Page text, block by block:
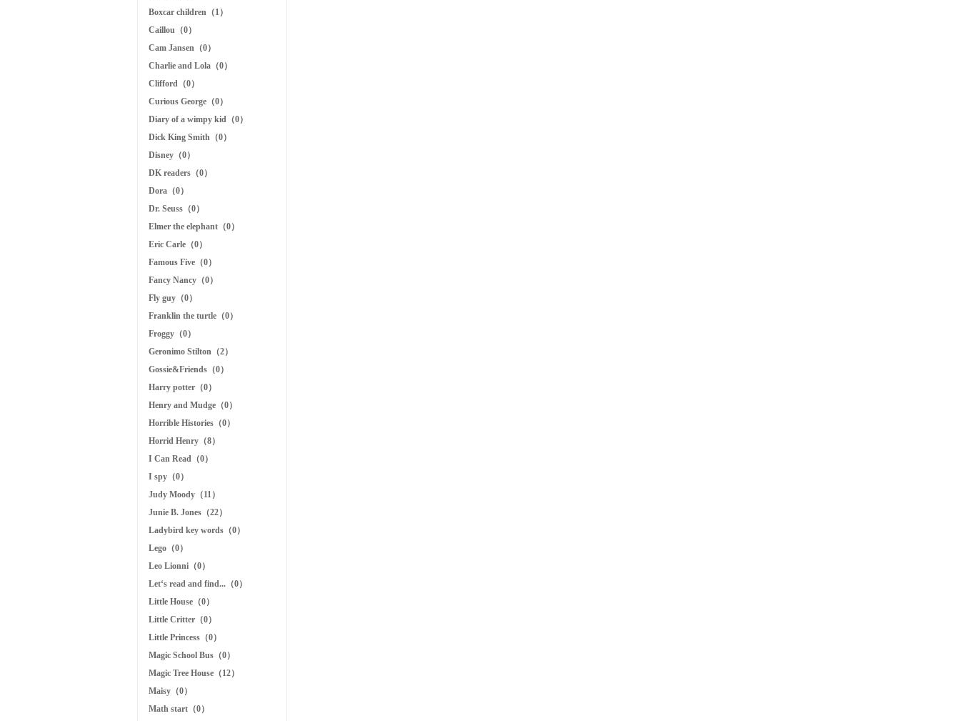
Boxcar children（1）
Caillou（0）
Cam Jansen（0）
Charlie and Lola（0）
Clifford（0）
Curious George（0）
Diary of a wimpy kid（0）
Dick King Smith（0）
Disney（0）
DK readers（0）
Dora（0）
Dr. Seuss（0）
Elmer the elephant（0）
Eric Carle（0）
Famous Five（0）
Fancy Nancy（0）
Fly guy（0）
Franklin the turtle（0）
Froggy（0）
Geronimo Stilton（2）
Gossie&Friends（0）
Harry potter（0）
Henry and Mudge（0）
Horrible Histories（0）
Horrid Henry（8）
I Can Read（0）
I spy（0）
Judy Moody（11）
Junie B. Jones（22）
Ladybird key words（0）
Lego（0）
Leo Lionni（0）
Let‘s read and find...（0）
Little House（0）
Little Critter（0）
Little Princess（0）
Magic School Bus（0）
Magic Tree House（12）
Maisy（0）
Math start（0）